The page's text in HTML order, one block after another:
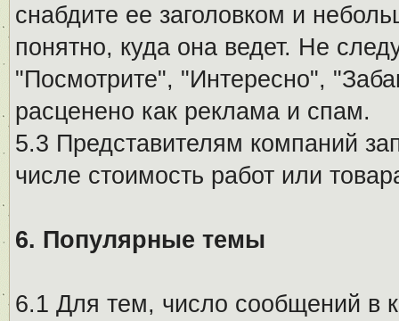
снабдите ее заголовком и
понятно, куда она ведет. Не
"Посмотрите", "Интересно",
расценено как реклама и спам.
5.3 Представителям компаний
числе стоимость работ или
6. Популярные темы
6.1 Для тем, число сообщений в